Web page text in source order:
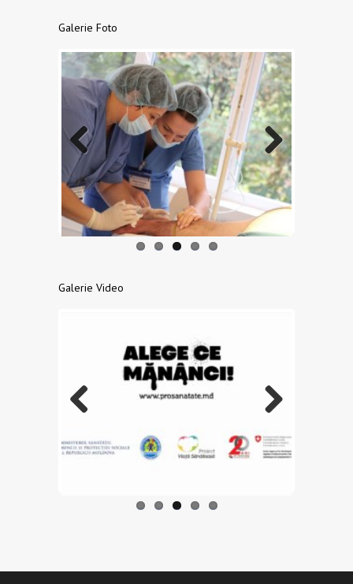
Galerie Foto
Previo
us
Next
Galerie Video
us